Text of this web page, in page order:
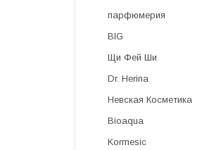
парфюмерия
BIG
Щи Фей Ши
Dr. Herina
Невская Косметика
Bioaqua
Kormesic